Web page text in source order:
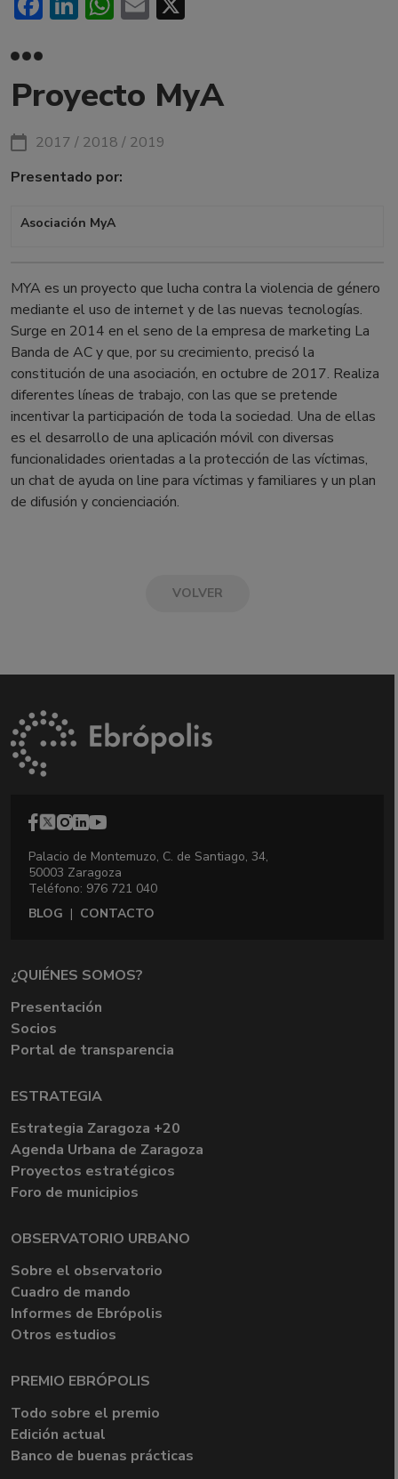
Proyecto MyA
2017 / 2018 / 2019
Presentado por:
Asociación MyA
MYA es un proyecto que lucha contra la violencia de género
mediante el uso de internet y de las nuevas tecnologías.
Surge en 2014 en el seno de la empresa de marketing La
Banda de AC y que, por su crecimiento, precisó la
constitución de una asociación, en octubre de 2017. Realiza
diferentes líneas de trabajo, con las que se pretende
incentivar la participación de toda la sociedad. Una de ellas
es el desarrollo de una aplicación móvil con diversas
funcionalidades orientadas a la protección de las víctimas,
un chat de ayuda on line para víctimas y familiares y un plan
de difusión y concienciación.
VOLVER
Palacio de Montemuzo, C. de Santiago, 34,
50003 Zaragoza
Teléfono: 976 721 040
BLOG | CONTACTO
¿QUIÉNES SOMOS?
Presentación
Socios
Portal de transparencia
ESTRATEGIA
Estrategia Zaragoza +20
Agenda Urbana de Zaragoza
Proyectos estratégicos
Foro de municipios
OBSERVATORIO URBANO
Sobre el observatorio
Cuadro de mando
Informes de Ebrópolis
Otros estudios
PREMIO EBRÓPOLIS
Todo sobre el premio
Edición actual
Banco de buenas prácticas